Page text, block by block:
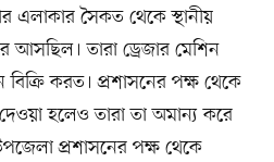
এলাকার সৈকত থেকে স্থানীয়
আসছিল। তারা ড্রেজার মেশিন
বিক্রি করত। প্রশাসনের পক্ষ থেকে
হলেও তারা তা অমান্য করে
প্রশাসনের পক্ষ থেকে